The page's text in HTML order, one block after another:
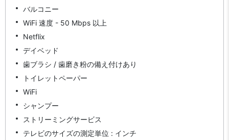
バルコニー
WiFi 速度 - 50 Mbps 以上
Netflix
デイベッド
歯ブラシ / 歯磨き粉の備え付けあり
トイレットペーパー
WiFi
シャンプー
ストリーミングサービス
テレビのサイズの測定単位 : インチ